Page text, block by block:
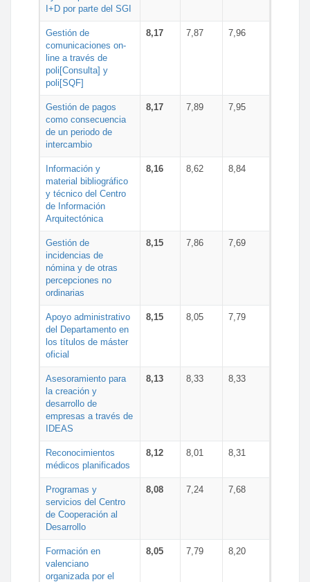
I+D por parte del SGI
Gestión de
comunicaciones on-
line a través de
poli[Consulta] y
poli[SQF]
8,17 7,87 7,96
Gestión de pagos
como consecuencia
de un periodo de
intercambio
8,17 7,89 7,95
Información y
material bibliográfico
y técnico del Centro
de Información
Arquitectónica
8,16 8,62 8,84
Gestión de
incidencias de
nómina y de otras
percepciones no
ordinarias
8,15 7,86 7,69
Apoyo administrativo
del Departamento en
los títulos de máster
oficial
8,15 8,05 7,79
Asesoramiento para
la creación y
desarrollo de
empresas a través de
IDEAS
8,13 8,33 8,33
Reconocimientos
médicos planificados
8,12 8,01 8,31
Programas y
servicios del Centro
de Cooperación al
Desarrollo
8,08 7,24 7,68
Formación en
valenciano
organizada por el
8,05 7,79 8,20